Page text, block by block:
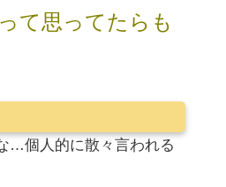
て思ってたらも
…個人的に散々言われる